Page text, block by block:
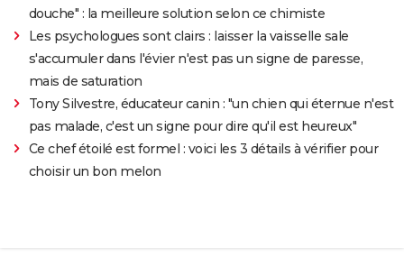
douche" : la meilleure solution selon ce chimiste
Les psychologues sont clairs : laisser la vaisselle sale
s'accumuler dans l'évier n'est pas un signe de paresse,
mais de saturation
Tony Silvestre, éducateur canin : "un chien qui éternue n'est
pas malade, c'est un signe pour dire qu'il est heureux"
Ce chef étoilé est formel : voici les 3 détails à vérifier pour
choisir un bon melon